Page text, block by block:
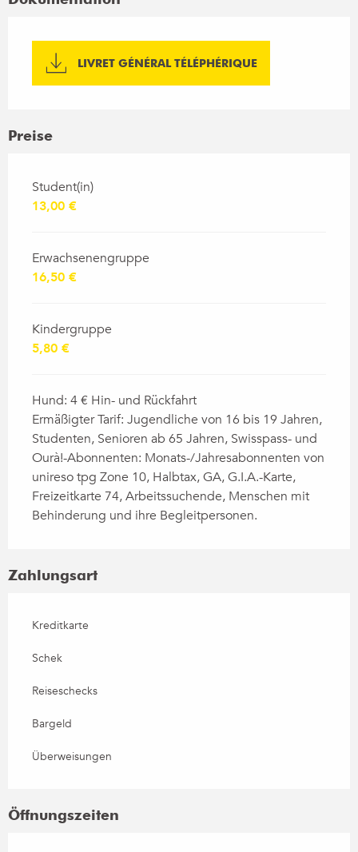
LIVRET GÉNÉRAL TÉLÉPHÉRIQUE
Preise
Preise 2026
Student(in)
13,00 €
Erwachsenengruppe
16,50 €
Kindergruppe
5,80 €
Hund: 4 € Hin- und Rückfahrt
Ermäßigter Tarif: Jugendliche von 16 bis 19 Jahren,
Studenten, Senioren ab 65 Jahren, Swisspass- und
Ourà!-Abonnenten: Monats-/Jahresabonnenten von
unireso tpg Zone 10, Halbtax, GA, G.I.A.-Karte,
Freizeitkarte 74, Arbeitssuchende, Menschen mit
Behinderung und ihre Begleitpersonen.
Zahlungsart
Kreditkarte
Schek
Reiseschecks
Bargeld
Überweisungen
Öffnungszeiten